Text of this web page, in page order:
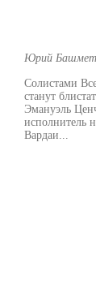
Юрий Башмет
Солистами
станут
Эмануэль
исполнитель
Вардаи...